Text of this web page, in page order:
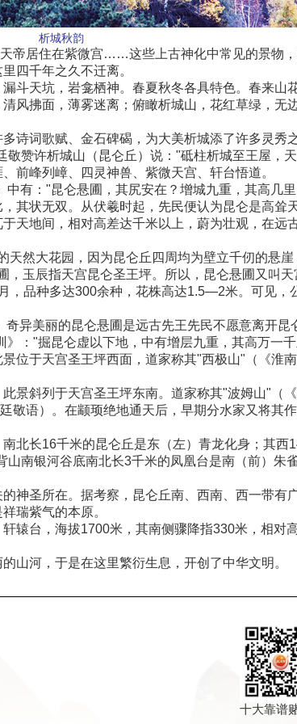
析城秋韵
帝居住在紫微宫……这些上古神化中常见的景物
四千年之久不迁离。
斗天坑，岩龛栖神。春夏秋冬各具特色。春来山
风拂面，薄雾迷离；俯瞰析城山，花红草绿，无
诗词歌赋、金石碑碣，为大美析城添了许多灵秀
赞许析城山（昆仑丘）说："砥柱析城至王屋，
前峰列嶂、四灵神兽、紫微天宫、轩台悟道。
有："昆仑悬圃，其尻安在？增城九重，其高几
其状无双。从伏羲时起，先民便认为昆仑是高耸
地间，相对高差达千米以上，蔚为壮观，在远
然大花园，因为昆仑丘四周均为壁立千仞的悬
玉辰指天宫昆仑圣王坪。所以，昆仑悬圃又叫天
，品种多达300余种，花株高达1.5—2米。可见，
美丽的昆仑悬圃是远古先王先民不愿意离开昆
："掘昆仑虚以下地，中有增层九重，其高万一
位于天宫圣王坪西面，道家称其"西极山"（《淮
斜列于天宫圣王坪东南。道家称其"波姆山"（《
语）。在颛顼绝地通天后，早期分水家又将其
北长16千米的昆仑丘是东（左）青龙化身；其
南银河谷底南北长3千米的凤凰台是南（前）朱
神圣所在。据考察，昆仑丘南、西南、西一带有
瑞紫气的本原。
辕台，海拔1700米，其南侧骤降指330米，相对
山河，于是在这里繁衍生息，开创了中华文明。
十大靠谱